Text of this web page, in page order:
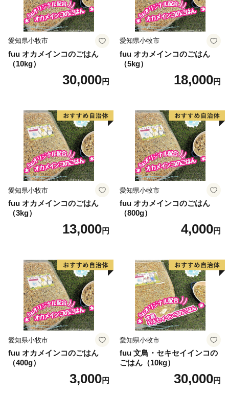
れます。
愛知県小牧市
fuu オカメインコのごはん
（10kg）
30,000円
愛知県小牧市
fuu オカメインコのごはん
（5kg）
18,000円
愛知県小牧市
fuu オカメインコのごはん
（3kg）
13,000円
愛知県小牧市
fuu オカメインコのごはん
（800g）
4,000円
愛知県小牧市
fuu オカメインコのごはん
（400g）
3,000円
愛知県小牧市
fuu 文鳥・セキセイインコの
ごはん（10kg）
30,000円